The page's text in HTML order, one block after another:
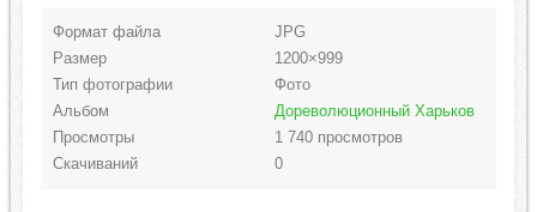
Формат файла
JPG
Размер
1200×999
Тип фотографии
Фото
Альбом
Дореволюционный Харьков
Просмотры
1 740 просмотров
Скачиваний
0